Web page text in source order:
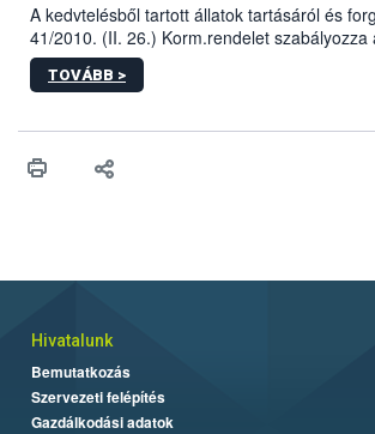
A kedvtelésből tartott állatok tartásáról és
41/2010. (II. 26.) Korm.rendelet szabályozza
sérülés, illetve ennek veszélye keletkezésekor
hatósági feladatokat, valamint a veszélyes eb
vonni az ebek viselkedésének
TOVÁBB >
Hivatalunk
Bemutatkozás
Szervezeti felépítés
Gazdálkodási adatok